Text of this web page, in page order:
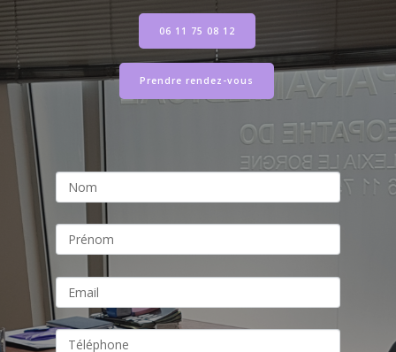
06 11 75 08 12
Prendre rendez-vous